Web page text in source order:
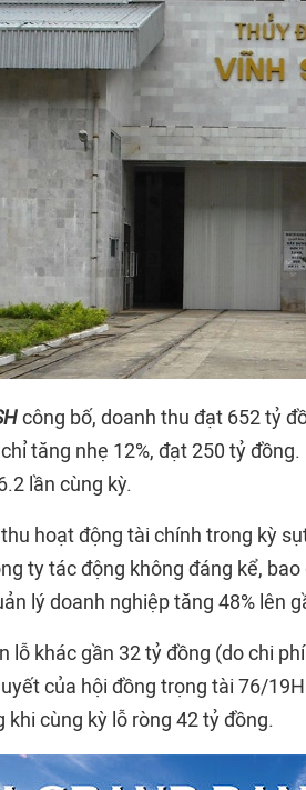
công bố, doanh thu đạt 652 tỷ
tăng nhẹ 12%, đạt 250 tỷ
lần cùng kỳ.
hoạt động tài chính trong kỳ
ty tác động không đáng kể,
lý doanh nghiệp tăng 48% lên
lỗ khác gần 32 tỷ đồng (do chi
của hội đồng trọng tài 76/
khi cùng kỳ lỗ ròng 42 tỷ đồng.